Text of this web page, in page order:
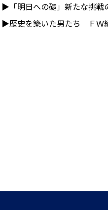
▶「明日への礎」新たな挑
▶歴史を築いた男たち ＦＷ